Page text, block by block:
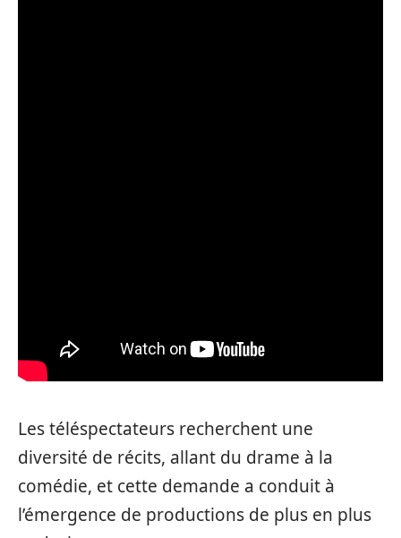
Les téléspectateurs recherchent une
diversité de récits, allant du drame à la
comédie, et cette demande a conduit à
l’émergence de productions de plus en plus